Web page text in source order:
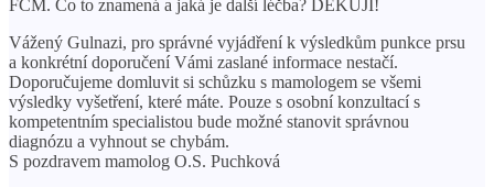
FCM. Co to znamená a jaká je další léčba? DĚKUJI!
Vážený Gulnazi, pro správné vyjádření k výsledkům punkce prsu
a konkrétní doporučení Vámi zaslané informace nestačí.
Doporučujeme domluvit si schůzku s mamologem se všemi
výsledky vyšetření, které máte. Pouze s osobní konzultací s
kompetentním specialistou bude možné stanovit správnou
diagnózu a vyhnout se chybám.
S pozdravem mamolog O.S. Puchková